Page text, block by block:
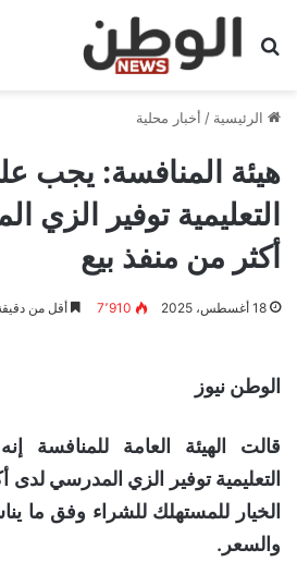
بحث عن
الرئيسية / أخبار محلية
هيئة المنافسة: يجب
التعليمية توفير
أكثر من منفذ بيع
18 أغسطس، 2025 7٬910 أقل من
الوطن نيوز
قالت الهيئة العامة للمنافسة
التعليمية توفير الزي المدرسي لدى
الخيار للمستهلك للشراء وفق ما
والسعر.